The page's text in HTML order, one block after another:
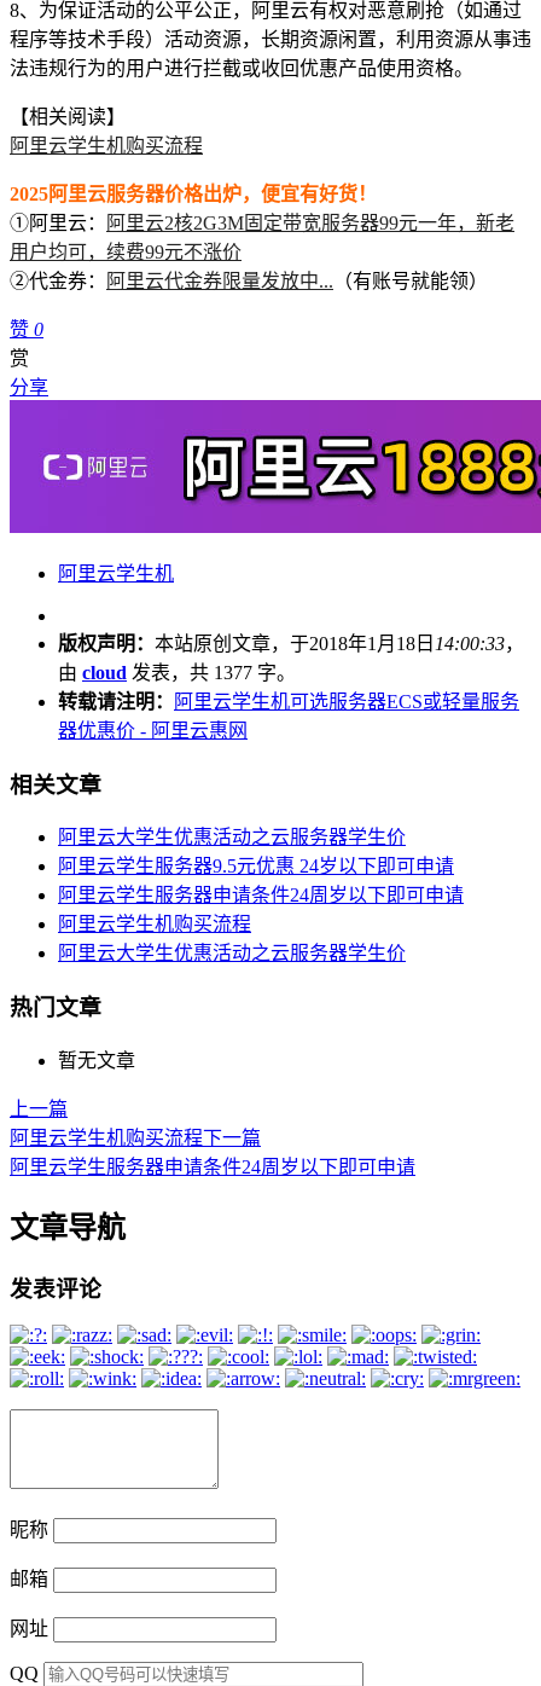
8、为保证活动的公平公正，阿里云有权对恶意刷抢（如通过
程序等技术手段）活动资源，长期资源闲置，利用资源从事违
法违规行为的用户进行拦截或收回优惠产品使用资格。
【相关阅读】
阿里云学生机购买流程
2025阿里云服务器价格出炉，便宜有好货！
①阿里云：
阿里云2核2G3M固定带宽服务器99元一年，新老
用户均可，续费99元不涨价
②代金券：
阿里云代金券限量发放中... （有账号就能领）
赞 0
赏
分享
阿里云学生机
版权声明： 本站原创文章，于2018年1月18日 14:00:33，
由 cloud 发表，共 1377 字。
转载请注明：
阿里云学生机可选服务器ECS或轻量服务
器优惠价 - 阿里云惠网
相关文章
阿里云大学生优惠活动之云服务器学生价
阿里云学生服务器9.5元优惠 24岁以下即可申请
阿里云学生服务器申请条件24周岁以下即可申请
阿里云学生机购买流程
阿里云大学生优惠活动之云服务器学生价
热门文章
暂无文章
上一篇
阿里云学生机购买流程下一篇
阿里云学生服务器申请条件24周岁以下即可申请
文章导航
发表评论
昵称
邮箱
网址
QQ